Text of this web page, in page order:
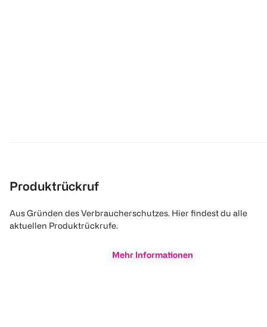
Produktrückruf
Aus Gründen des Verbraucherschutzes. Hier findest du alle
aktuellen Produktrückrufe.
Mehr Informationen